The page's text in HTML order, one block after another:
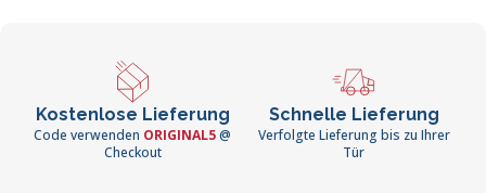
Kostenlose Lieferung
Code verwenden ORIGINAL5@
Checkout
Schnelle Lieferung
Verfolgte Lieferung bis zu Ihrer
Tür